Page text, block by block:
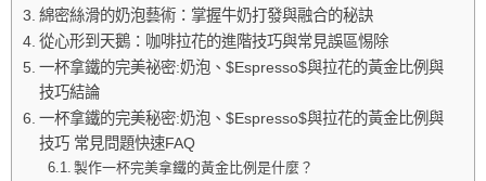
綿密絲滑的奶泡藝術：掌握牛奶打發與融合的秘訣
從心形到天鵝：咖啡拉花的進階技巧與常見誤區惕除
一杯拿鐵的完美祕密:奶泡、$Espresso$與拉花的黃金比例與
技巧結論
一杯拿鐵的完美秘密:奶泡、$Espresso$與拉花的黃金比例與
技巧 常見問題快速FAQ
製作一杯完美拿鐵的黃金比例是什麼？